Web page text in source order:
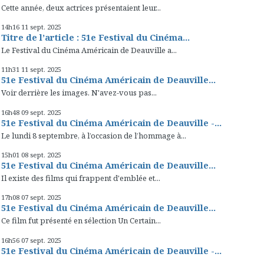
Cette année, deux actrices présentaient leur...
14h16 11 sept. 2025
Titre de l’article : 51e Festival du Cinéma...
Le Festival du Cinéma Américain de Deauville a...
11h31 11 sept. 2025
51e Festival du Cinéma Américain de Deauville...
Voir derrière les images. N'avez-vous pas...
16h48 09 sept. 2025
51e Festival du Cinéma Américain de Deauville -...
Le lundi 8 septembre, à l’occasion de l’hommage à...
15h01 08 sept. 2025
51e Festival du Cinéma Américain de Deauville...
Il existe des films qui frappent d'emblée et...
17h08 07 sept. 2025
51e Festival du Cinéma Américain de Deauville...
Ce film fut présenté en sélection Un Certain...
16h56 07 sept. 2025
51e Festival du Cinéma Américain de Deauville -...